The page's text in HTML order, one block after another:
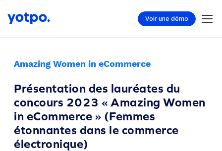
Voir une démo
Amazing Women in eCommerce
Présentation des lauréates du
concours 2023 « Amazing Women
in eCommerce » (Femmes
étonnantes dans le commerce
électronique)